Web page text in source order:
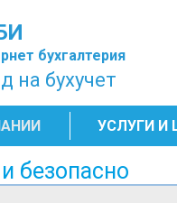
бухгалтерия
на бухучет
УСЛУГИ И
безопасно